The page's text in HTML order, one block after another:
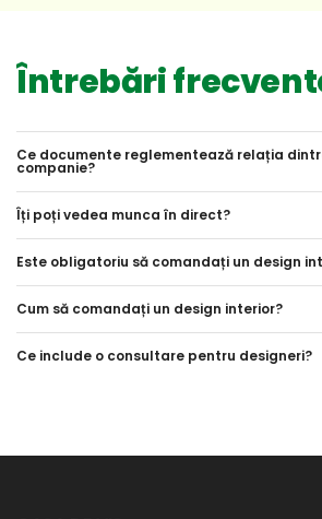
Întrebări
Ce documente reglementează relația
companie?
Îți poți vedea munca în direct?
Este obligatoriu să comandați un design
Cum să comandați un design interior?
Ce include o consultare pentru designeri?